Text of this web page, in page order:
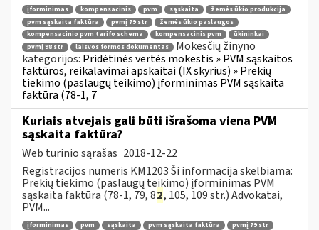
įforminimas kompensacinis pvm sąskaita
žemės ūkio produkcija
pvm sąskaita faktūra
pvmį 79 str
žemės ūkio paslaugos
kompensacinio pvm tarifo schema
kompensacinis pvm
ūkininkai
pvmį 98 str
laisvos formos dokumentas
Mokesčių žinyno
kategorijos: Pridėtinės vertės mokestis » PVM sąskaitos
faktūros, reikalavimai apskaitai (IX skyrius) » Prekių
tiekimo (paslaugų teikimo) įforminimas PVM sąskaita
faktūra (78-1, 7
Kuriais atvejais gali būti išrašoma viena PVM
sąskaita faktūra?
Web turinio sąrašas 2018-12-22
Registracijos numeris KM1203 Ši informacija skelbiama:
Prekių tiekimo (paslaugų teikimo) įforminimas PVM
sąskaita faktūra (78-1, 79, 82, 105, 109 str.) Advokatai,
PVM...
įforminimas pvm sąskaita pvm sąskaita faktūra
pvmį 79 str